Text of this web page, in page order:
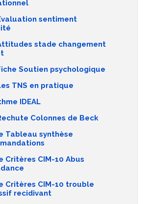
sentiment
stade changement
Soutien psychologique
TNS en pratique
IDEAL
Colonnes de Beck
Tableau synthèse
Critères CIM-10 Abus
Critères CIM-10 trouble
recidivant